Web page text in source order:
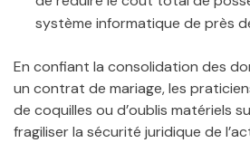
système informatique de près
En confiant la consolidation des
un contrat de mariage, les
de coquilles ou d’oublis matériels
fragiliser la sécurité juridique de